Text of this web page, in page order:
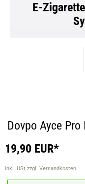
E-
Dovpo Ayce
19,90 EUR*
inkl. USt zzgl. Versandkosten